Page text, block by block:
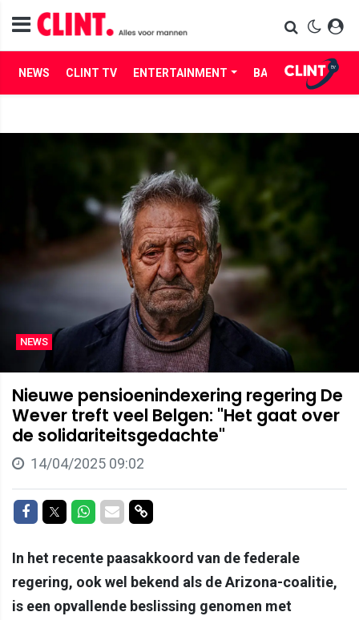
NEWS CLINT TV ENTERTAINMENT BABES LIFE
NEWS
Nieuwe pensioenindexering regering De
Wever treft veel Belgen: "Het gaat over
de solidariteitsgedachte"
14/04/2025 09:02
Delen op Facebook
Delen op Twitter
Delen op Whatsapp
Delen via Mail
Delen via link
In het recente paasakkoord van de federale
regering, ook wel bekend als de Arizona-coalitie,
is een opvallende beslissing genomen met